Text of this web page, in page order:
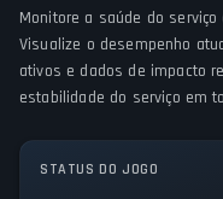
Linux PC (Microsoft
MODOS DE JOGO
Single player
Monitore a saúde do
Visualize o desempenho
ativos e dados de impacto
estabilidade do serviço em
STATUS DO JOGO